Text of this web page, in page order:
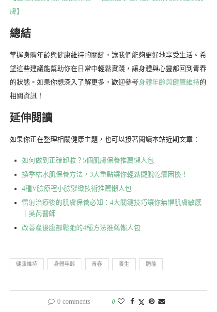
膚】
總結
掌握身體年齡與健康維持的關鍵，讓我們能夠更好地享受生活。希
望這些建議能幫助你在日常中輕鬆實踐，讓身體與心靈都回到青春
的狀態。如果你想深入了解更多，歡迎參考身體年齡與健康維持的
相關資訊！
延伸閱讀
如果你正在整理相關健康主題，也可以接著閱讀本站近期文章：
如何做到正確卸妝？5個肌膚保養推薦懶人包
換季枯水肌保養方法，3大重點讓你輕鬆擺脫乾癢困擾！
4種V臉療程小臉緊緻技術推薦懶人包
雷射治療後的肌膚保養必知：4大關鍵技巧讓你無懼肌膚敏感
｜吳芮醫師
改善產後腹部鬆弛的4種方法推薦懶人包
健康維持 身體年齡 青春 養生 體能
0 comments 0